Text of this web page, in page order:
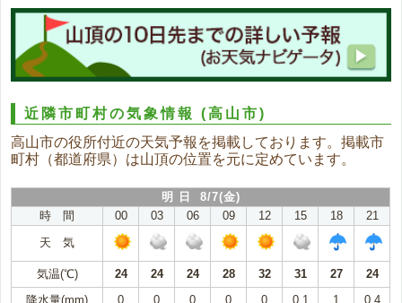
近隣市町村の気象情報(高山市)
高山市の役所付近の天気予報を掲載しております。掲載市
町村（都道府県）は山頂の位置を元に定めています。
明 日 8/7(金)
時 間
00 03 06 09 12 15 18
21
天 気
気温(℃) 24 24 24 28 32 31 27
24
降水量(mm)
0 0 0 0 0 0.1 1 0.4